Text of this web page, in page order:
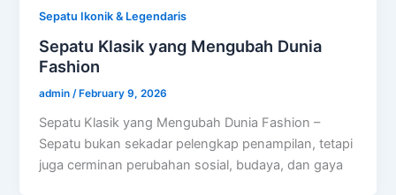
Sepatu Ikonik & Legendaris
Sepatu Klasik yang Mengubah Dunia
Fashion
admin/ February 9, 2026
Sepatu Klasik yang Mengubah Dunia Fashion –
Sepatu bukan sekadar pelengkap penampilan, tetapi
juga cerminan perubahan sosial, budaya, dan gaya